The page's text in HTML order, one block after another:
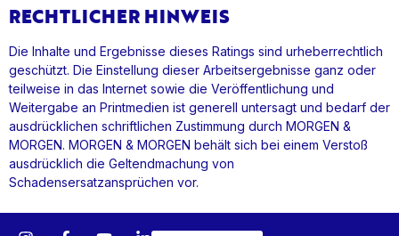
RECHTLICHER HINWEIS
Die Inhalte und Ergebnisse dieses Ratings sind urheberrechtlich
geschützt. Die Einstellung dieser Arbeitsergebnisse ganz oder
teilweise in das Internet sowie die Veröffentlichung und
Weitergabe an Printmedien ist generell untersagt und bedarf der
ausdrücklichen schriftlichen Zustimmung durch MORGEN &
MORGEN. MORGEN & MORGEN behält sich bei einem Verstoß
ausdrücklich die Geltendmachung von
Schadensersatzansprüchen vor.